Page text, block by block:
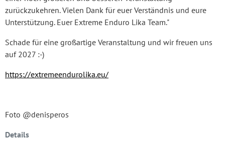
zurückzukehren. Vielen Dank für euer Verständnis und eure
Unterstützung. Euer Extreme Enduro Lika Team."
Schade für eine großartige Veranstaltung und wir freuen uns
auf 2027 :-)
https://extremeendurolika.eu/
Foto @denisperos
Details